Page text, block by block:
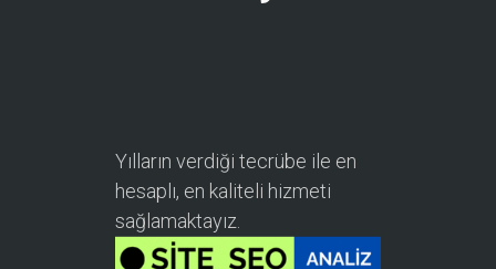
Yılların verdiği tecrübe ile en
hesaplı, en kaliteli hizmeti
sağlamaktayız.